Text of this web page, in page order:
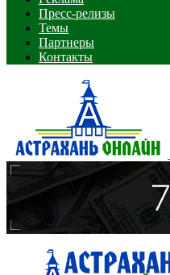
Пресс-релизы
Темы
Партнеры
Контакты